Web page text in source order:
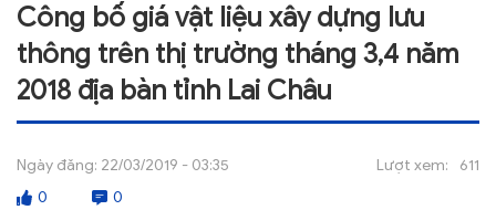
GIỚI THIỆU
TIN TỨC
NGHIÊN CỨU
ẤN PHẨM
Công bố giá vật liệu xây dựng lưu
thông trên thị trường tháng 3,4 năm
2018 địa bàn tỉnh Lai Châu
Ngày đăng: 22/03/2019 - 03:35 Lượt xem:
611
0
0